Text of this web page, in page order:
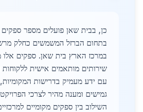
כן, בבית שאן פועלים מספר ספקים
בתחום הברזל המשמשים כחלק
במרכז הארץ בית שאן. ספקים אלו
שירותים מותאמים אישית ללקוחות
עם ידע מעמיק בדרישות המקומיות,
גמישים ומענה מהיר לצרכי
השילוב בין ספקים מקומיים